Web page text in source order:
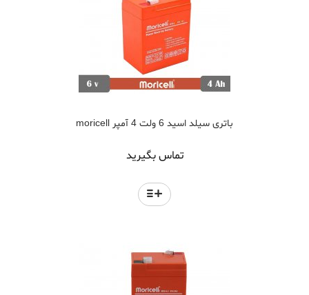
باتری سیلد اسید 6 ولت 4 آمپر moricell
تماس بگیرید